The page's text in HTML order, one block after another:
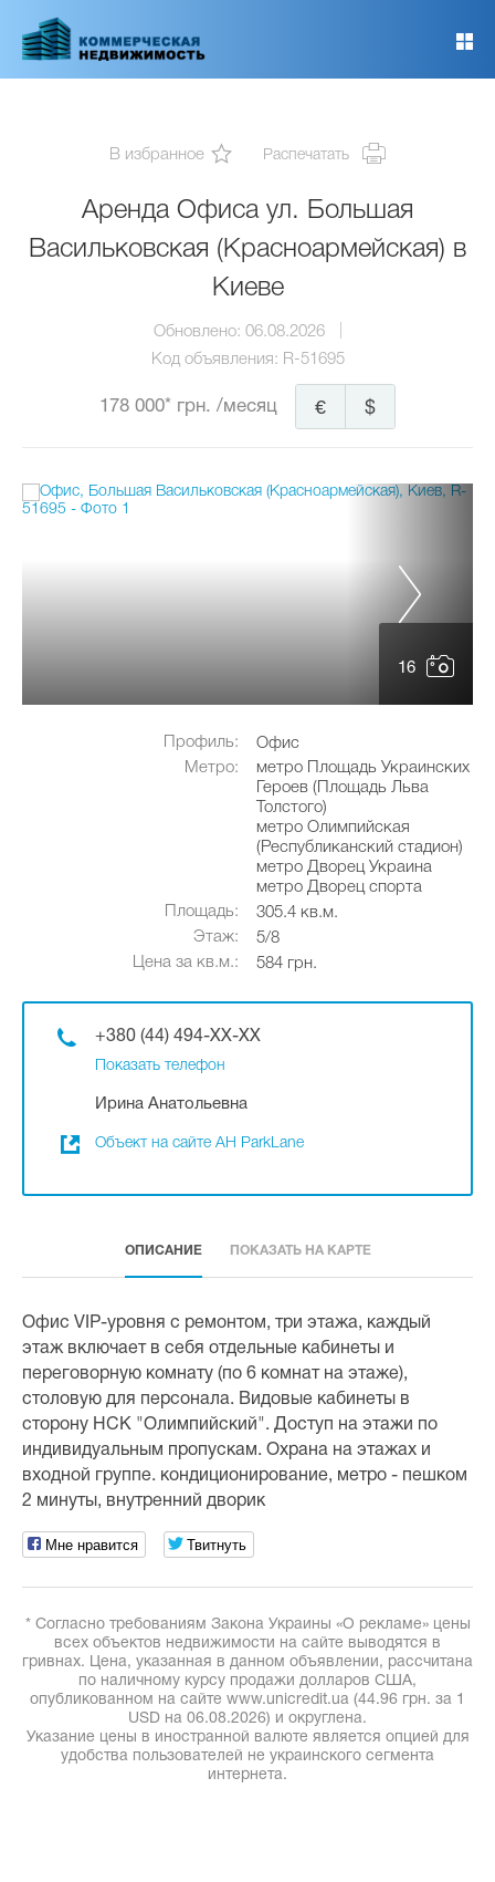
основному
В избранное Распечатать
Аренда Офиса ул. Большая
Васильковская (Красноармейская) в
Киеве
Обновлено: 06.08.2026
Код объявления: R-51695
178 000* грн. /месяц $
€
16
Профиль:
Офис
Метро:
метро Площадь Украинских
Героев (Площадь Льва
Толстого)
метро Олимпийская
(Республиканский стадион)
метро Дворец Украина
метро Дворец спорта
Площадь:
305.4 кв.м.
Этаж:
5/8
Цена за кв.м.:
584 грн.
+380 (44) 494-XX-XX
Показать телефон
Ирина Анатольевна
Объект на сайте АН ParkLane
ОПИСАНИЕ ПОКАЗАТЬ НА КАРТЕ
Офис VIP-уровня с ремонтом, три этажа, каждый
этаж включает в себя отдельные кабинеты и
переговорную комнату (по 6 комнат на этаже),
столовую для персонала. Видовые кабинеты в
сторону НСК "Олимпийский". Доступ на этажи по
индивидуальным пропускам. Охрана на этажах и
входной группе. кондиционирование, метро - пешком
2 минуты, внутренний дворик
Мне нравится Твитнуть
* Согласно требованиям Закона Украины «О рекламе» цены
всех объектов недвижимости на сайте выводятся в
гривнах. Цена, указанная в данном объявлении, рассчитана
по наличному курсу продажи долларов США,
опубликованном на сайте www.unicredit.ua (44.96 грн. за 1
USD на 06.08.2026) и округлена.
Указание цены в иностранной валюте является опцией для
удобства пользователей не украинского сегмента
интернета.